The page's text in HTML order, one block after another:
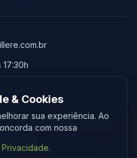
os direitos reservados.
Termos
& Cookies
sua experiência. Ao
com nossa
.